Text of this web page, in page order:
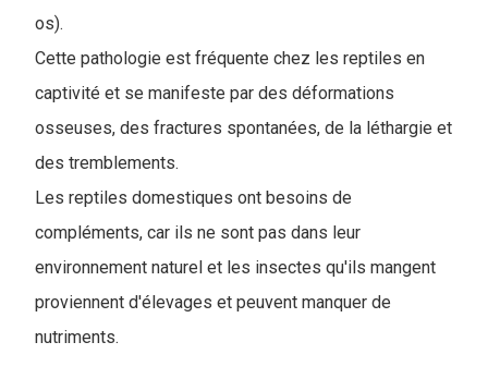
os).
Cette pathologie est fréquente chez les reptiles en
captivité et se manifeste par des déformations
osseuses, des fractures spontanées, de la léthargie et
des tremblements.
Les reptiles domestiques ont besoins de
compléments, car ils ne sont pas dans leur
environnement naturel et les insectes qu'ils mangent
proviennent d'élevages et peuvent manquer de
nutriments.